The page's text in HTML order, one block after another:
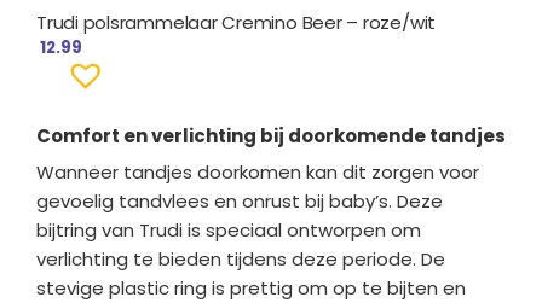
Trudi polsrammelaar Cremino Beer – roze/wit
12.99
Comfort en verlichting bij doorkomende tandjes
Wanneer tandjes doorkomen kan dit zorgen voor
gevoelig tandvlees en onrust bij baby’s. Deze
bijtring van Trudi is speciaal ontworpen om
verlichting te bieden tijdens deze periode. De
stevige plastic ring is prettig om op te bijten en